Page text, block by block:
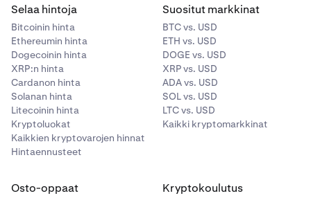
Selaa hintoja
Bitcoinin hinta
Ethereumin hinta
Dogecoinin hinta
XRP:n hinta
Cardanon hinta
Solanan hinta
Litecoinin hinta
Kryptoluokat
Kaikkien kryptovarojen hinnat
Hintaennusteet
Suositut markkinat
BTC vs. USD
ETH vs. USD
DOGE vs. USD
XRP vs. USD
ADA vs. USD
SOL vs. USD
LTC vs. USD
Kaikki kryptomarkkinat
Osto-oppaat Kryptokoulutus